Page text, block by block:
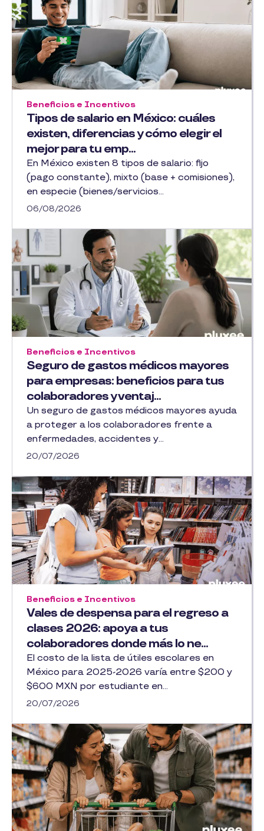
Tipos de salario en México: cuáles
existen, diferencias y cómo elegir el
mejor para tu emp...
Beneficios e Incentivos
En México existen 8 tipos de salario: fijo
(pago constante), mixto (base + comisiones),
en especie (bienes/servicios...
06/08/2026
Seguro de gastos médicos mayores
para empresas: beneficios para tus
colaboradores y ventaj...
Beneficios e Incentivos
Un seguro de gastos médicos mayores ayuda
a proteger a los colaboradores frente a
enfermedades, accidentes y...
20/07/2026
Vales de despensa para el regreso a
clases 2026: apoya a tus
colaboradores donde más lo ne...
Beneficios e Incentivos
El costo de la lista de útiles escolares en
México para 2025-2026 varía entre $200 y
$600 MXN por estudiante en...
20/07/2026